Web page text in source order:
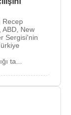
Recep
ABD, New
Sergisi'nin
ta...